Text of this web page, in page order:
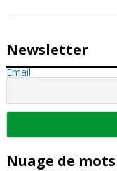
Newsletter
Email
Nuage de